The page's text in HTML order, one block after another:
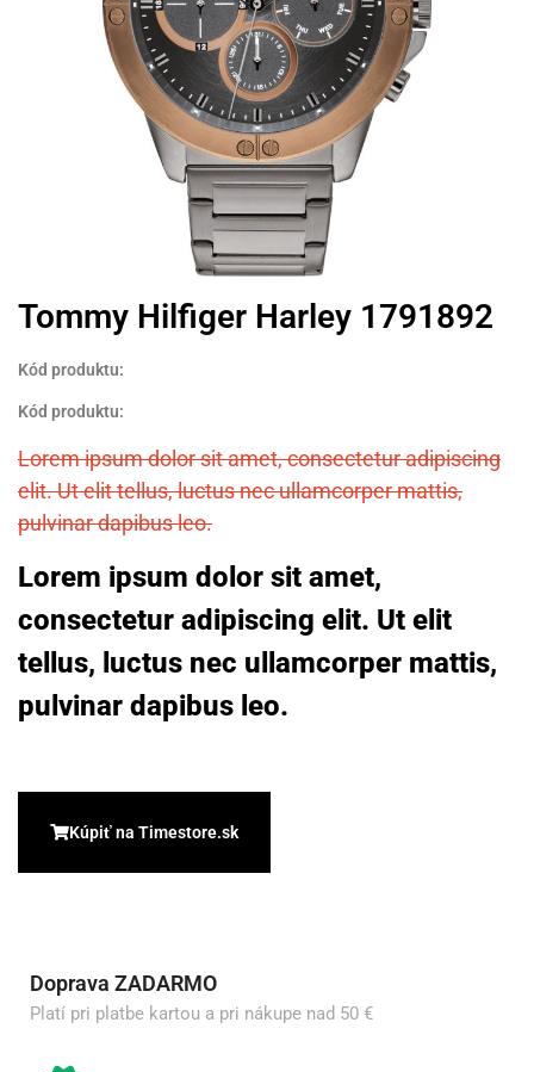
Tommy Hilfiger Harley 1791892
Kód produktu:
Kód produktu:
Lorem ipsum dolor sit amet, consectetur adipiscing
elit. Ut elit tellus, luctus nec ullamcorper mattis,
pulvinar dapibus leo.
Lorem ipsum dolor sit amet,
consectetur adipiscing elit. Ut elit
tellus, luctus nec ullamcorper mattis,
pulvinar dapibus leo.
Kúpiť na Timestore.sk
Doprava ZADARMO
Platí pri platbe kartou a pri nákupe nad 50 €